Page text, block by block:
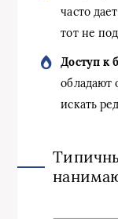
часто
тот не
Доступ к
обладают
искать